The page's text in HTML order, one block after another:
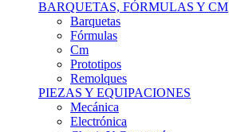
Fórmulas
Cm
Prototipos
Remolques
PIEZAS Y EQUIPACIONES
Mecánica
Electrónica
Chasis Y Carrocería